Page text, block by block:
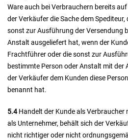
Ware auch bei Verbrauchern bereits
der Verkäufer die Sache dem
sonst zur Ausführung der Versendung
Anstalt ausgeliefert hat, wenn der
Frachtführer oder die sonst zur
bestimmte Person oder Anstalt mit
der Verkäufer dem Kunden diese
benannt hat.
5.4Handelt der Kunde als Verbraucher
als Unternehmer, behält sich der
nicht richtiger oder nicht